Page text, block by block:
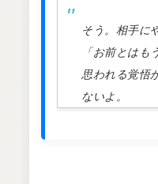
そう。相手に
「お前とはも
思われる覚悟
ないよ。